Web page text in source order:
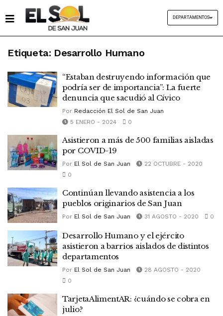
DEPARTAMENTOS
Etiqueta: Desarrollo Humano
“Estaban destruyendo información que
podría ser de importancia”: La fuerte
denuncia que sacudió al Cívico
Por Redacción El Sol de San Juan
5 ENERO - 2024
0
Asistieron a más de 500 familias aisladas
por COVID-19
Por El Sol de San Juan
22 OCTUBRE - 2020
0
Continúan llevando asistencia a los
pueblos originarios de San Juan
Por El Sol de San Juan 31 AGOSTO - 2020 0
Desarrollo Humano y el ejército
asistieron a barrios aislados de distintos
departamentos
Por El Sol de San Juan
28 AGOSTO - 2020
0
TarjetaAlimentAR: ¿cuándo se cobra en
julio?